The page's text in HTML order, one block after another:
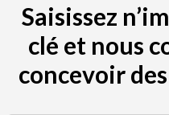
Saisissez
clé et nous
concevoir